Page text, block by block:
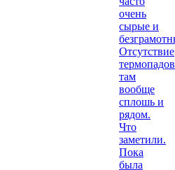
очень
сырые и
Отсутствие
термопадов
там
вообще
сплошь и
рядом.
Что
заметили.
Пока
была